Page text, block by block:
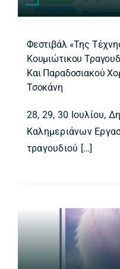
Φεστιβάλ «Της
Κουμιώτικου
Και Παραδοσιακού
Τσοκάνη
28, 29, 30 Ιουλίου,
Καλημεριάνων
τραγουδιού […]